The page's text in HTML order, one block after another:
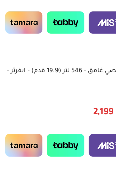
ثلاجة كرفت بابين فضي غامق – 546 لتر (19.9 قدم) – انفرتر –
2,199